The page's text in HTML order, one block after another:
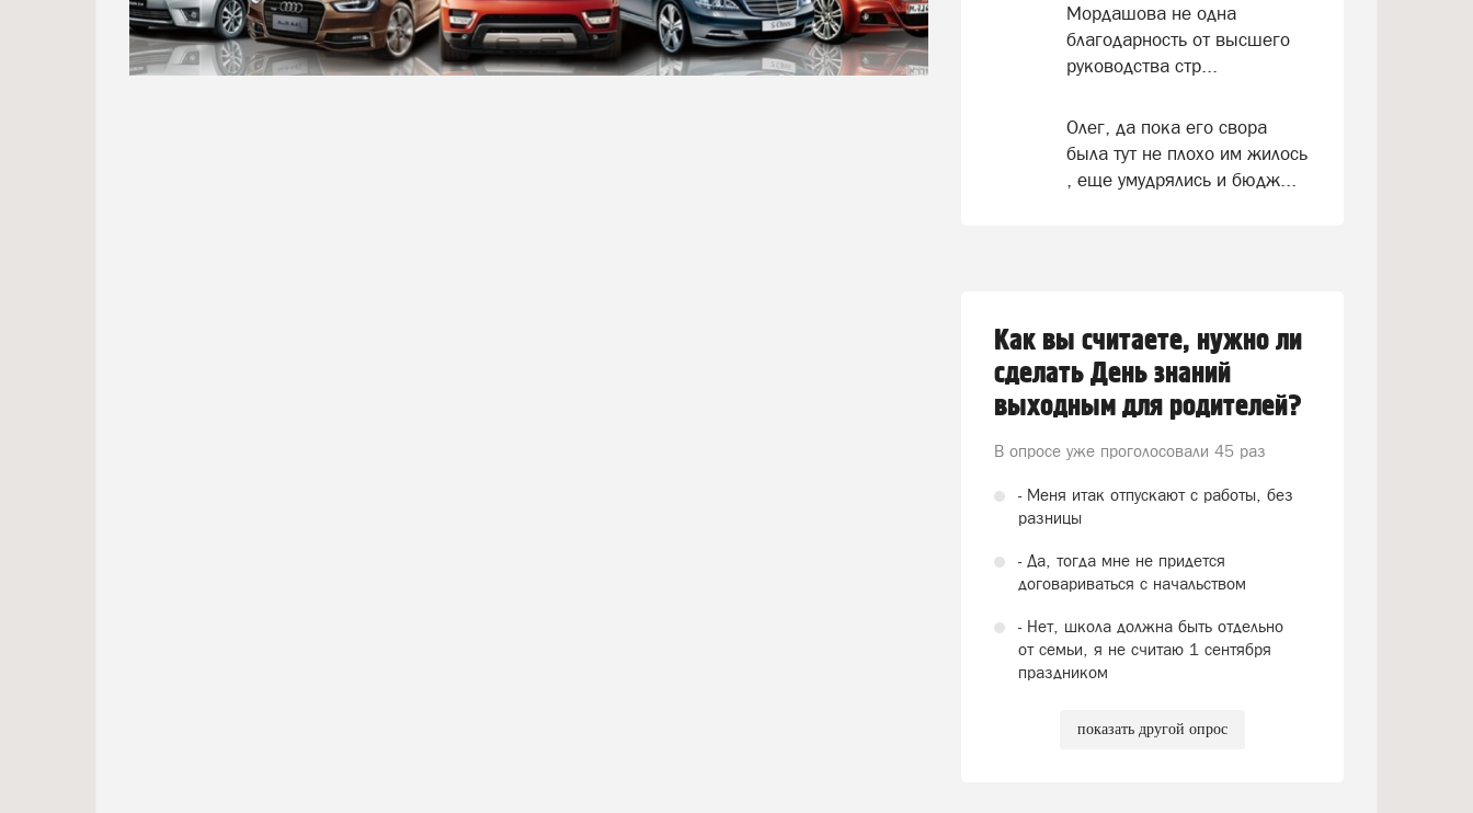
Мордашова не одна
благодарность от высшего
руководства стр...
Олег, да пока его свора
была тут не плохо им жилось
, еще умудрялись и бюдж...
Как вы считаете, нужно ли
сделать День знаний
выходным для родителей?
В опросе уже проголосовали 45 раз
- Меня итак отпускают с работы, без
разницы
- Да, тогда мне не придется
договариваться с начальством
- Нет, школа должна быть отдельно
от семьи, я не считаю 1 сентября
праздником
показать другой опрос